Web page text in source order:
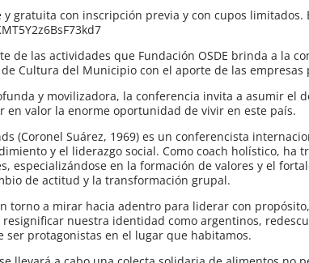
y gratuita con inscripción previa y con cupos limitados.
de las actividades que Fundación OSDE brinda a la
Cultura del Municipio con el aporte de las empresas
y movilizadora, la conferencia invita a asumir el
en valor la enorme oportunidad de vivir en este país.
(Coronel Suárez, 1969) es un conferencista
y el liderazgo social. Como coach holístico, ha
especializándose en la formación de valores y el
de actitud y la transformación grupal.
torno a mirar hacia adentro para liderar con
nuestra identidad como argentinos,
ser protagonistas en el lugar que habitamos.